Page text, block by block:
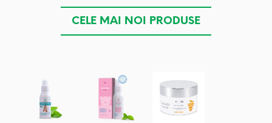
CELE MAI NOI PRODUSE